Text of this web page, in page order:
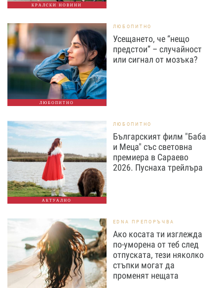
КРАЛСКИ НОВИНИ
ЛЮБОПИТНО
ЛЮБОПИТНО
Усещането, че “нещо
предстои” – случайност
или сигнал от мозъка?
АКТУАЛНО
ЛЮБОПИТНО
Българският филм "Баба
и Меца" със световна
премиера в Сараево
2026. Пуснаха трейлъра
EDNA ПРЕПОРЪЧВА
Ако косата ти изглежда
по-уморена от теб след
отпуската, тези няколко
стъпки могат да
променят нещата